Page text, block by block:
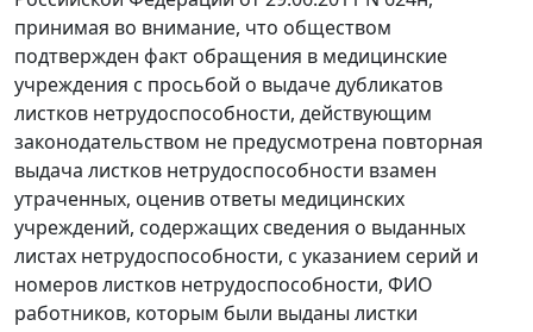
принимая во внимание, что обществом
подтвержден факт обращения в медицинские
учреждения с просьбой о выдаче дубликатов
листков нетрудоспособности, действующим
законодательством не предусмотрена повторная
выдача листков нетрудоспособности взамен
утраченных, оценив ответы медицинских
учреждений, содержащих сведения о выданных
листах нетрудоспособности, с указанием серий и
номеров листков нетрудоспособности, ФИО
работников, которым были выданы листки